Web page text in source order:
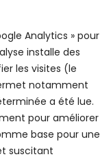
Analytics » pour
installe des
les visites (le
notamment
a été lue.
pour améliorer
base pour une
suscitant